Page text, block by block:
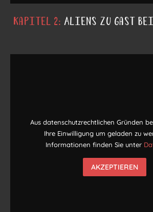
Kapitel 2: Aliens zu Gast
Aus datenschutzrechtlichen Gründen
Ihre Einwilligung um geladen zu
Informationen finden Sie unter
AKZEPTIEREN